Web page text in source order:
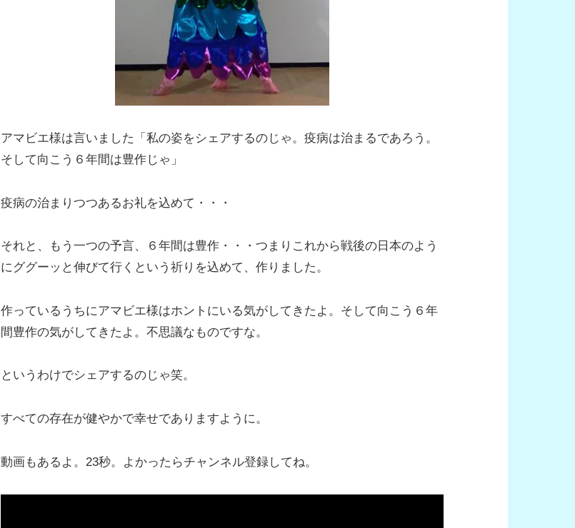
アマビエ様は言いました「私の姿をシェアするのじゃ。疫病は治まるであろう。
そして向こう６年間は豊作じゃ」
疫病の治まりつつあるお礼を込めて・・・
それと、もう一つの予言、６年間は豊作・・・つまりこれから戦後の日本のよう
にググーッと伸びて行くという祈りを込めて、作りました。
作っているうちにアマビエ様はホントにいる気がしてきたよ。そして向こう６年
間豊作の気がしてきたよ。不思議なものですな。
というわけでシェアするのじゃ笑。
すべての存在が健やかで幸せでありますように。
動画もあるよ。23秒。よかったらチャンネル登録してね。